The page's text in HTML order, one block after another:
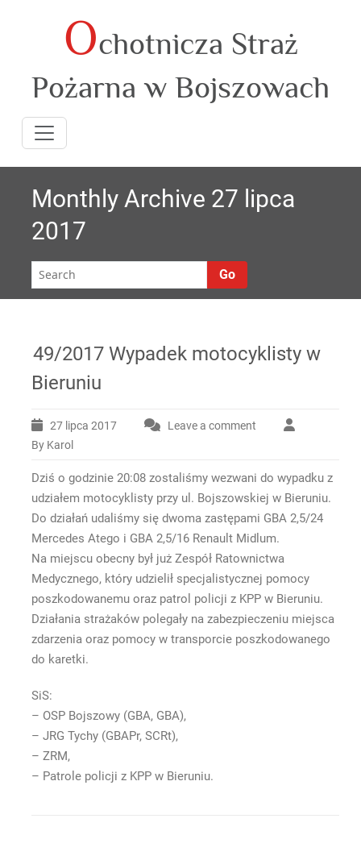
Ochotnicza Straż
Pożarna w Bojszowach
Monthly Archive 27 lipca
2017
Go
49/2017 Wypadek motocyklisty w
Bieruniu
27 lipca 2017
Leave a comment
By Karol
Dziś o godzinie 20:08 zostaliśmy wezwani do wypadku z
udziałem motocyklisty przy ul. Bojszowskiej w Bieruniu.
Do działań udaliśmy się dwoma zastępami GBA 2,5/24
Mercedes Atego i GBA 2,5/16 Renault Midlum.
Na miejscu obecny był już Zespół Ratownictwa
Medycznego, który udzielił specjalistycznej pomocy
poszkodowanemu oraz patrol policji z KPP w Bieruniu.
Działania strażaków polegały na zabezpieczeniu miejsca
zdarzenia oraz pomocy w transporcie poszkodowanego
do karetki.
SiS:
– OSP Bojszowy (GBA, GBA),
– JRG Tychy (GBAPr, SCRt),
– ZRM,
– Patrole policji z KPP w Bieruniu.